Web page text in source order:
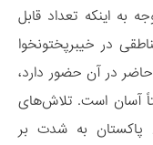
به اینکه تعداد قابل
در خیبرپختونخوا
در آن حضور دارد،
آسان است. تلاش‌های
پاکستان به شدت بر